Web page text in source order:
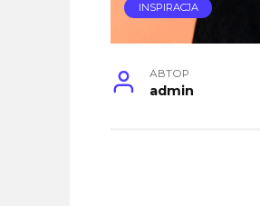
INSPIRACJA
АВТОР
admin